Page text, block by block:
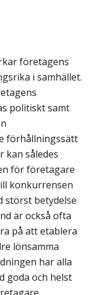
företagens
i samhället.
politiskt samt
förhållningssätt
kan således
för företagare
konkurrensen
störst betydelse
är också ofta
på att etablera
lönsamma
har alla
goda och helst